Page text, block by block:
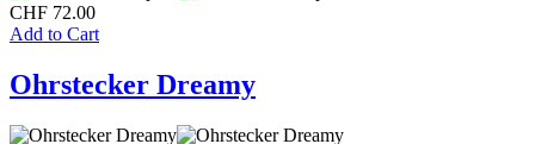
CHF 72.00
Add to Cart
Ohrstecker Dreamy